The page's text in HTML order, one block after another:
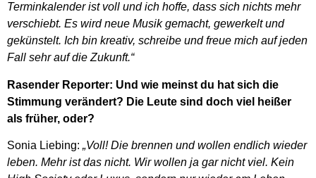
Terminkalender ist voll und ich hoffe, dass sich nichts mehr
verschiebt. Es wird neue Musik gemacht, gewerkelt und
gekünstelt. Ich bin kreativ, schreibe und freue mich auf jeden
Fall sehr auf die Zukunft.“
Rasender Reporter: Und wie meinst du hat sich die
Stimmung verändert? Die Leute sind doch viel heißer
als früher, oder?
Sonia Liebing: „Voll! Die brennen und wollen endlich wieder
leben. Mehr ist das nicht. Wir wollen ja gar nicht viel. Kein